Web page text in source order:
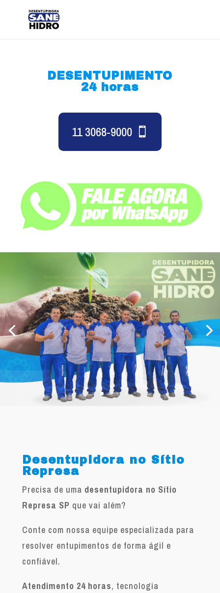
DESENTUPIMENTO
24 horas
11 3068-9000
Desentupidora no Sítio
Represa
Precisa de uma desentupidora no Sítio
Represa SP que vai além?
Conte com nossa equipe especializada para
resolver entupimentos de forma ágil e
confiável.
Atendimento 24 horas, tecnologia